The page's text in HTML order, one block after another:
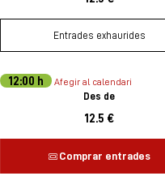
Entrades exhaurides
12:00 h
Afegir al calendari
Des de
12.5 €
Comprar entrades